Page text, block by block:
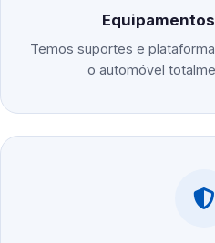
Temos suportes e
o automóvel